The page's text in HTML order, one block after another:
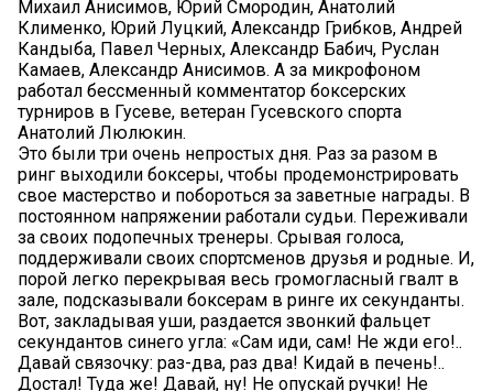
Михаил Анисимов, Юрий Смородин, Анатолий
Клименко, Юрий Луцкий, Александр Грибков, Андрей
Кандыба, Павел Черных, Александр Бабич, Руслан
Камаев, Александр Анисимов. А за микрофоном
работал бессменный комментатор боксерских
турниров в Гусеве, ветеран Гусевского спорта
Анатолий Люлюкин.
Это были три очень непростых дня. Раз за разом в
ринг выходили боксеры, чтобы продемонстрировать
свое мастерство и побороться за заветные награды. В
постоянном напряжении работали судьи. Переживали
за своих подопечных тренеры. Срывая голоса,
поддерживали своих спортсменов друзья и родные. И,
порой легко перекрывая весь громогласный гвалт в
зале, подсказывали боксерам в ринге их секунданты.
Вот, закладывая уши, раздается звонкий фальцет
секундантов синего угла: «Сам иди, сам! Не жди его!..
Давай связочку: раз-два, раз два! Кидай в печень!..
Достал! Туда же! Давай, ну! Не опускай ручки! Не